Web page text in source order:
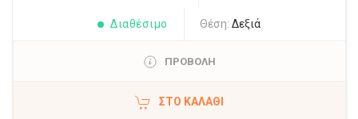
Διαθέσιμο Θέση: Δεξιά
ΠΡΟΒΟΛΗ
ΣΤΟ ΚΑΛΆΘΙ